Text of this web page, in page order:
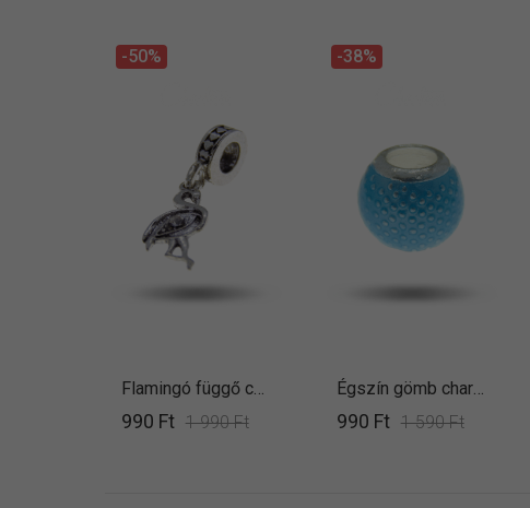
-50%
Flamingó függő charm
990 Ft 1 990 Ft
-38%
Égszín gömb charm
990 Ft 1 590 Ft